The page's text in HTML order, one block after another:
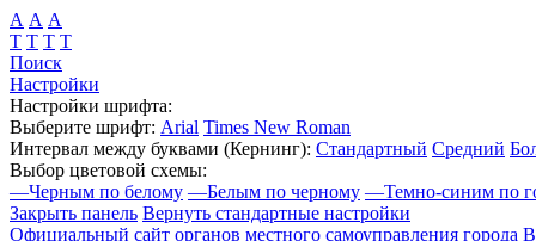
А А А
Т Т Т Т
Поиск
Настройки
Настройки шрифта:
Выберите шрифт: Arial Times New Roman
Интервал между буквами (Кернинг): Стандартный Средний
Выбор цветовой схемы:
—Черным по белому —Белым по черному —Темно-синим по
Закрыть панель Вернуть стандартные настройки
Официальный сайт органов местного самоуправления города